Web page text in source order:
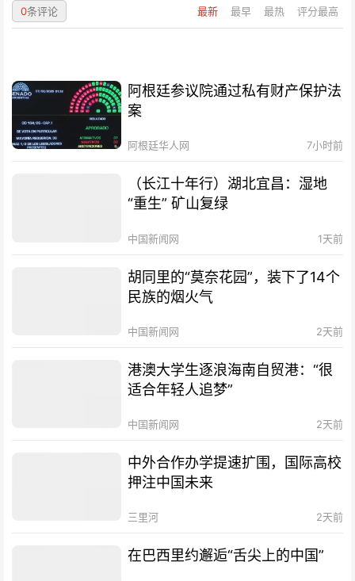
最新 最早 最热 评分最高
0条评论
阿根廷参议院通过私有财产保护法
案
阿根廷华人网 7小时前
（长江十年行）湖北宜昌：湿地
“重生” 矿山复绿
中国新闻网 1天前
胡同里的“莫奈花园”，装下了14个
民族的烟火气
中国新闻网 2天前
港澳大学生逐浪海南自贸港：“很
适合年轻人追梦”
中国新闻网 2天前
中外合作办学提速扩围，国际高校
押注中国未来
三里河 2天前
在巴西里约邂逅“舌尖上的中国”